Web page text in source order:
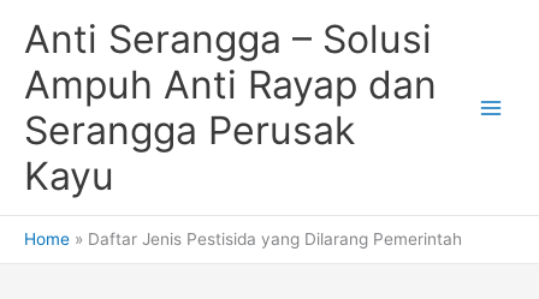
Anti Serangga – Solusi
Ampuh Anti Rayap dan
Serangga Perusak
Kayu
Home Daftar Jenis Pestisida yang Dilarang Pemerintah